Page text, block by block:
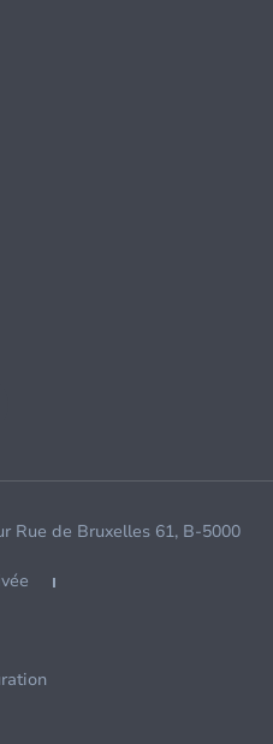
Rue de Bruxelles 61, B-5000